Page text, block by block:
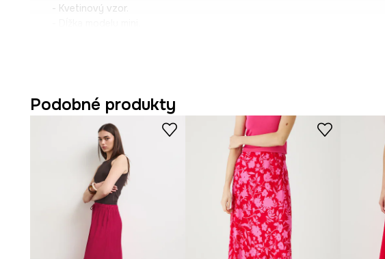
- Kvetinový vzor.
Podobné produkty